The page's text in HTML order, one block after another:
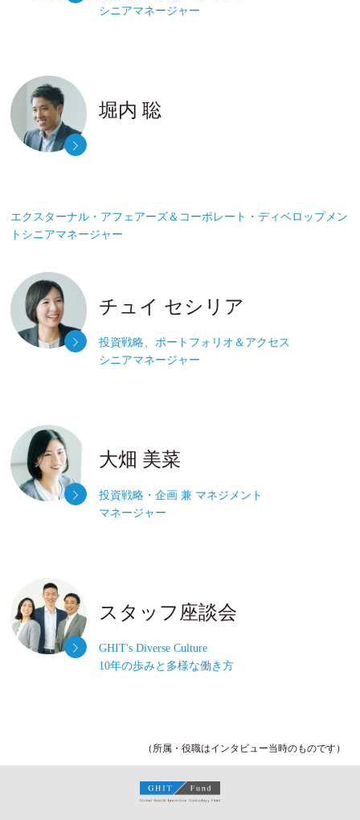
シニアマネージャー
堀内 聡
エクスターナル・アフェアーズ＆ コーポレート・ディベロップメン
ト シニアマネージャー
チュイ セシリア
投資戦略、ポートフォリオ＆アクセス
シニアマネージャー
大畑 美菜
投資戦略・企画 兼 マネジメント
マネージャー
スタッフ座談会
GHIT's Diverse Culture
10年の歩みと多様な働き方
（所属・役職はインタビュー当時のものです）